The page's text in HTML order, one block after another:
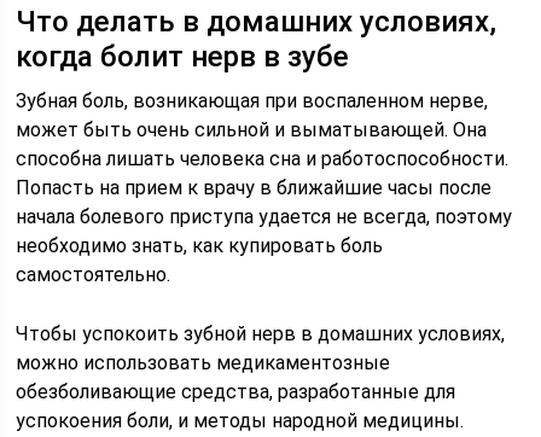
Что делать в домашних условиях,
когда болит нерв в зубе
Зубная боль, возникающая при воспаленном нерве,
может быть очень сильной и выматывающей. Она
способна лишать человека сна и работоспособности.
Попасть на прием к врачу в ближайшие часы после
начала болевого приступа удается не всегда, поэтому
необходимо знать, как купировать боль
самостоятельно.
Чтобы успокоить зубной нерв в домашних условиях,
можно использовать медикаментозные
обезболивающие средства, разработанные для
успокоения боли, и методы народной медицины.